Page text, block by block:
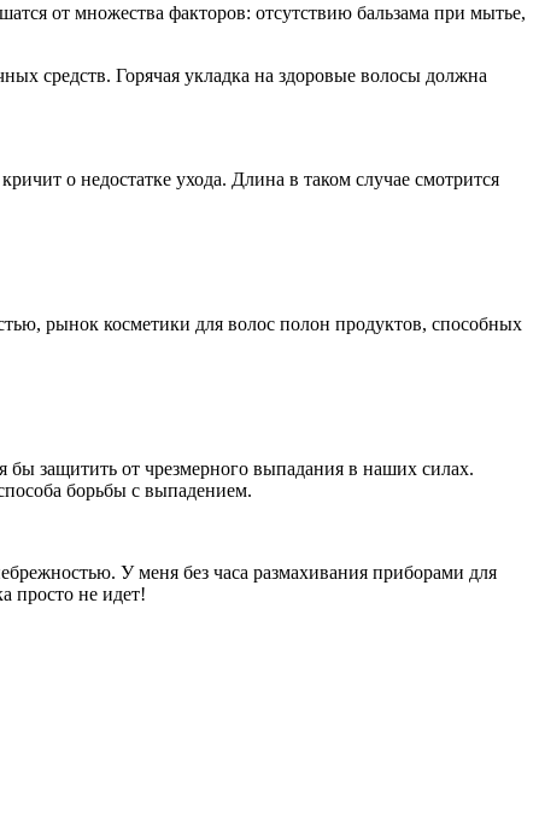
от множества факторов: отсутствию бальзама при мытье,
средств. Горячая укладка на здоровые волосы должна
о недостатке ухода. Длина в таком случае смотрится
рынок косметики для волос полон продуктов, способных
бы защитить от чрезмерного выпадания в наших силах.
борьбы с выпадением.
У меня без часа размахивания приборами для
просто не идет!